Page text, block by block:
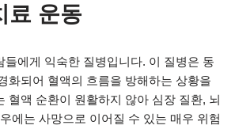
료 운동
들에게 익숙한 질병입니다. 이 질병은 동
화되어 혈액의 흐름을 방해하는 상황을
혈액 순환이 원활하지 않아 심장 질환, 뇌
에는 사망으로 이어질 수 있는 매우 위험